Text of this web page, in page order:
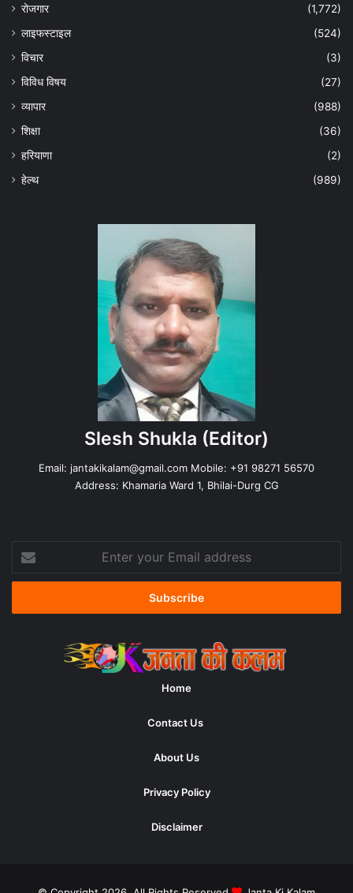
रोजगार
(1,772)
लाइफस्टाइल
(524)
विचार
(3)
विविध विषय
(27)
व्यापार
(988)
शिक्षा
(36)
हरियाणा
(2)
हेल्‍थ
(989)
Slesh Shukla (Editor)
Email: jantakikalam@gmail.com Mobile: +91 98271 56570
Address: Khamaria Ward 1, Bhilai-Durg CG
your
Email
Home
Contact Us
About Us
Privacy Policy
Disclaimer